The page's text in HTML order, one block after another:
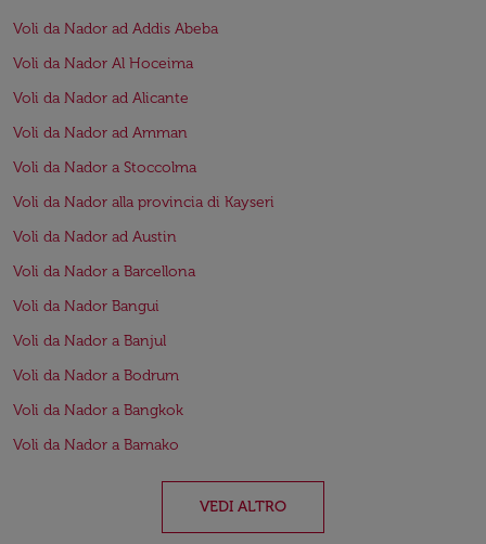
Voli da Nador ad Addis Abeba
Voli da Nador Al Hoceima
Voli da Nador ad Alicante
Voli da Nador ad Amman
Voli da Nador a Stoccolma
Voli da Nador alla provincia di Kayseri
Voli da Nador ad Austin
Voli da Nador a Barcellona
Voli da Nador Bangui
Voli da Nador a Banjul
Voli da Nador a Bodrum
Voli da Nador a Bangkok
Voli da Nador a Bamako
VEDI ALTRO